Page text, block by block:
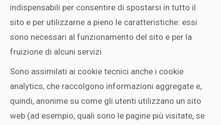
indispensabili per consentire di spostarsi in tutto il
sito e per utilizzarne a pieno le caratteristiche: essi
sono necessari al funzionamento del sito e per la
fruizione di alcuni servizi.
Sono assimilati ai cookie tecnici anche i cookie
analytics, che raccolgono informazioni aggregate e,
quindi, anonime su come gli utenti utilizzano un sito
web (ad esempio, quali sono le pagine più visitate, se